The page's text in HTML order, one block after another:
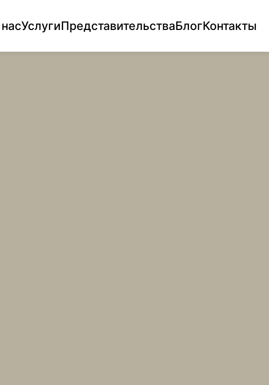
УслугиПредставительстваБлогКонтакты